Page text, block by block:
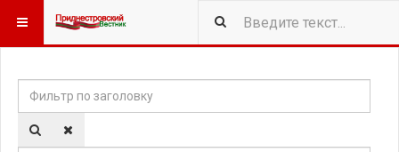
Фильтр по заголовку